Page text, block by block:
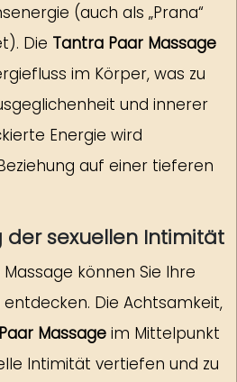
(auch als „Prana“
Die Tantra Paar Massage
im Körper, was zu
und innerer
Energie wird
auf einer tieferen
der sexuellen Intimität
können Sie Ihre
Die Achtsamkeit,
Massage im Mittelpunkt
Intimität vertiefen und zu